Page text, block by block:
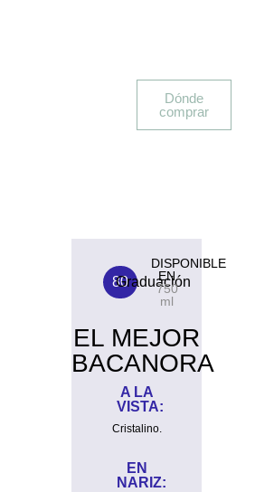
Dónde
comprar
80
Graduación
DISPONIBLE
EN
750
ml
EL MEJOR
BACANORA
A LA
VISTA:
Cristalino.
EN
NARIZ: